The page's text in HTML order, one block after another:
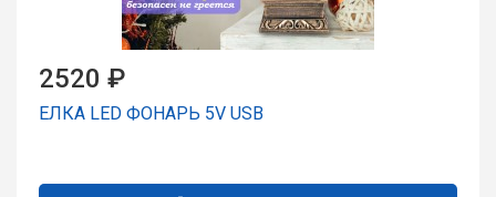
2520 ₽
ЕЛКА LED ФОНАРЬ 5V USB